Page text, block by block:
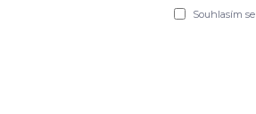
Souhlasím se